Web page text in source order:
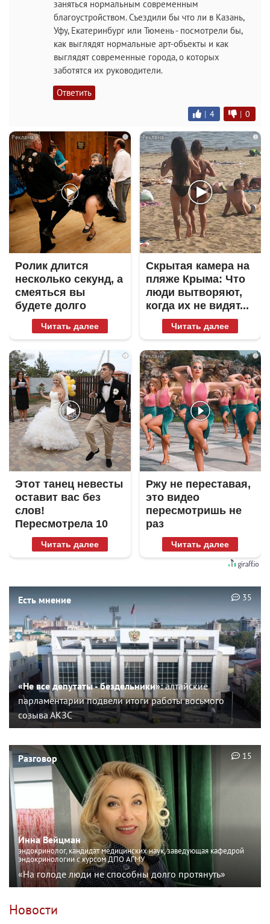
заняться нормальным современным
благоустройством. Съездили бы что ли в Казань,
Уфу, Екатеринбург или Тюмень - посмотрели бы,
как выглядят нормальные арт-объекты и как
выглядят современные города, о которых
заботятся их руководители.
Ответить
| 4 | 0
i
Ролик длится
несколько секунд, а
смеяться вы
будете долго
Читать далее
i
Скрытая камера на
пляже Крыма: Что
люди вытворяют,
когда их не видят...
Читать далее
i
Этот танец невесты
оставит вас без
слов!
Пересмотрела 10
раз
Читать далее
i
Ржу не переставая,
это видео
пересмотришь не
раз
Читать далее
Есть мнение
«Не все депутаты - бездельники»:алтайские
парламентарии подвели итоги работы восьмого
созыва АКЗС
35
Разговор
Инна Вейцман
эндокринолог, кандидат медицинских наук, заведующая кафедрой
эндокринологии с курсом ДПО АГМУ
«На голоде люди не способны долго протянуть»
15
Новости